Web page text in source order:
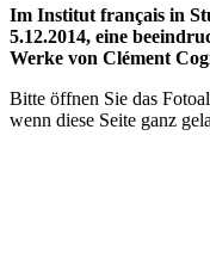
Im Institut français in
5.12.2014, eine
Werke von Clément
Bitte öffnen Sie das
wenn diese Seite ganz